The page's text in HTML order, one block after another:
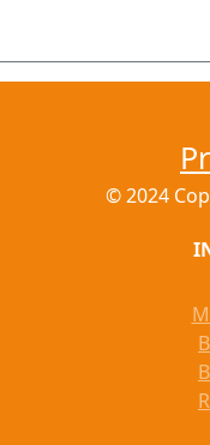
© 2024